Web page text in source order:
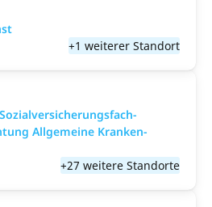
+1 weiterer Standort
All­gemeine Kranken­
+27 weitere Standorte